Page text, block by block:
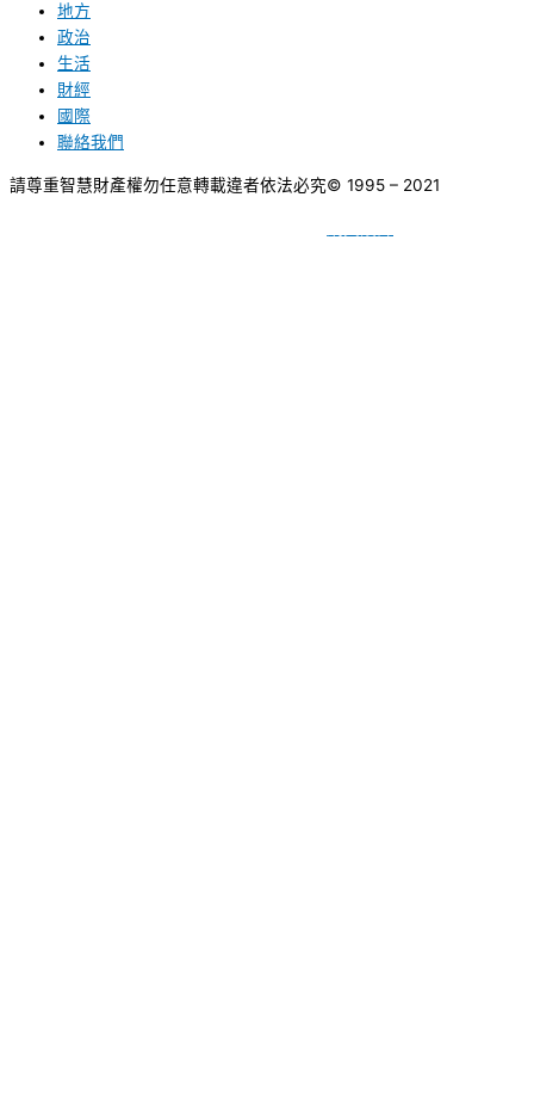
地方
政治
生活
財經
國際
聯絡我們
請尊重智慧財產權勿任意轉載違者依法必究© 1995 – 2021